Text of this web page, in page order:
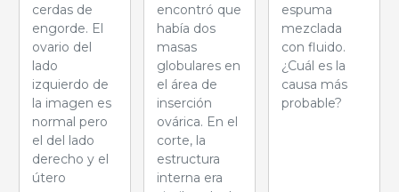
cerdas de
engorde. El
ovario del
lado
izquierdo de
la imagen es
normal pero
el del lado
derecho y el
útero
encontró que
había dos
masas
globulares en
el área de
inserción
ovárica. En el
corte, la
estructura
interna era
espuma
mezclada
con fluido.
¿Cuál es la
causa más
probable?